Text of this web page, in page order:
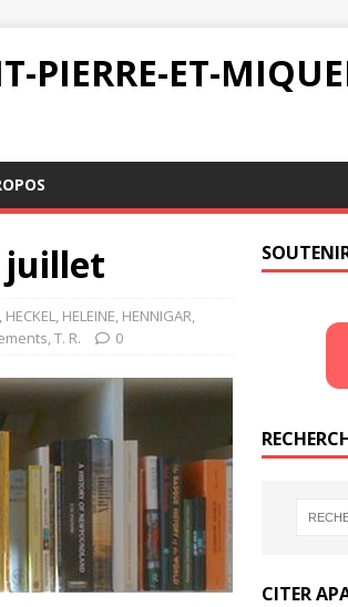
PIERRE-ET-
juillet
, HECKEL, HELEINE, HENNIGAR,
,T. R. 0
CITER